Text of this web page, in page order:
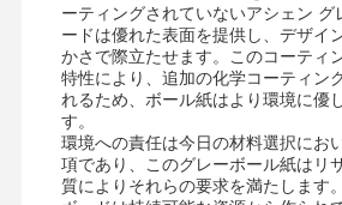
ーティングされていないアシェン グ
ードは優れた表面を提供し、デザイ
かさで際立たせます。このコーティ
特性により、追加の化学コーティン
れるため、ボール紙はより環境に優
す。
環境への責任は今日の材料選択にお
項であり、このグレーボール紙はリ
質によりそれらの要求を満たします